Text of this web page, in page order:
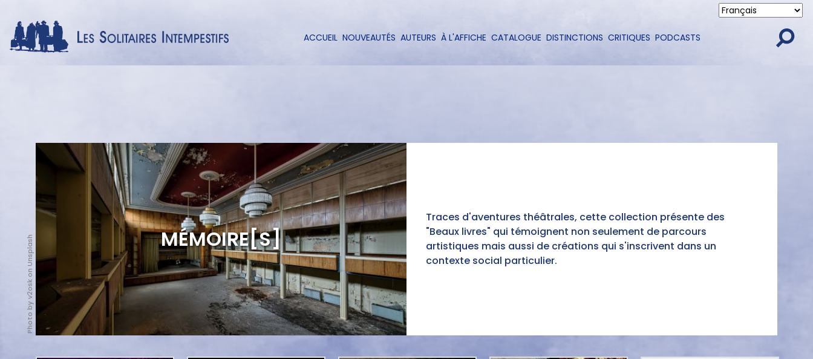
contenu
Navigation
ACCUEIL NOUVEAUTÉS AUTEURS À L'AFFICHE CATALOGUE DISTINCTIONS CRITIQUES PODCASTS
MÉMOIRE[S]
Image
Copyright
Photo by v2osk on Unsplash
Traces d'aventures théâtrales, cette collection présente des
"Beaux livres" qui témoignent non seulement de parcours
artistiques mais aussi de créations qui s'inscrivent dans un
contexte social particulier.